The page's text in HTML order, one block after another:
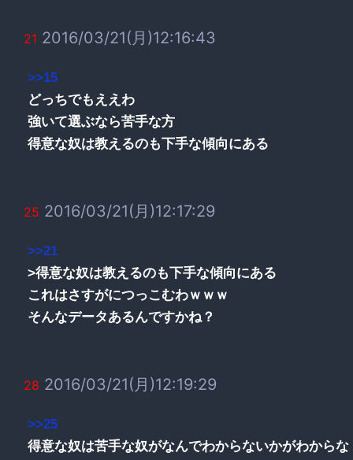
21 2016/03/21(月)12:16:43
>>15
どっちでもええわ
強いて選ぶなら苦手な方
得意な奴は教えるのも下手な傾向にある
25 2016/03/21(月)12:17:29
>>21
>得意な奴は教えるのも下手な傾向にある
これはさすがにつっこむわｗｗｗ
そんなデータあるんですかね？
28 2016/03/21(月)12:19:29
>>25
得意な奴は苦手な奴がなんでわからないかがわからな